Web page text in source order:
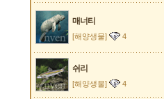
매너티
[해양생물] 4
쉬리
[해양생물] 4